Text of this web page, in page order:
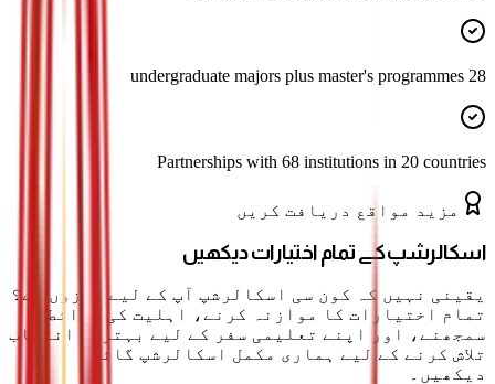
28 undergraduate majors plus master's programmes
Partnerships with 68 institutions in 20 countries
مزید مواقع دریافت کریں
اسکالرشپ کے تمام اختیارات دیکھیں
یقینی نہیں کہ کون سی اسکالرشپ آپ کے لیے موزوں ہے؟
تمام اختیارات کا موازنہ کرنے، اہلیت کی شرائط
سمجھنے، اور اپنے تعلیمی سفر کے لیے بہترین انتخاب
تلاش کرنے کے لیے ہماری مکمل اسکالرشپ گائیڈ
دیکھیں۔